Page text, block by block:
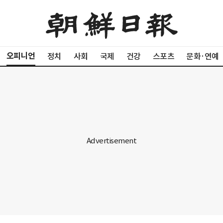
오피니언 정치 사회 국제 건강 스포츠 문화·연예